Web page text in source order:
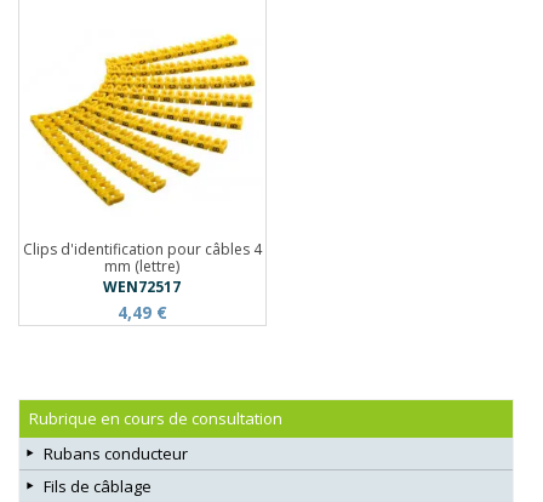
Clips d'identification pour câbles 4
mm (lettre)
WEN72517
4,49 €
Rubrique en cours de consultation
Rubans conducteur
Fils de câblage